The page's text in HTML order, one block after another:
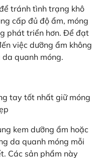
tránh tình trạng khô
cấp đủ độ ẩm, móng
phát triển hơn. Để đạt
việc dưỡng ẩm không
da quanh móng.
kem dưỡng ẩm hoặc
da quanh móng mỗi
Các sản phẩm này